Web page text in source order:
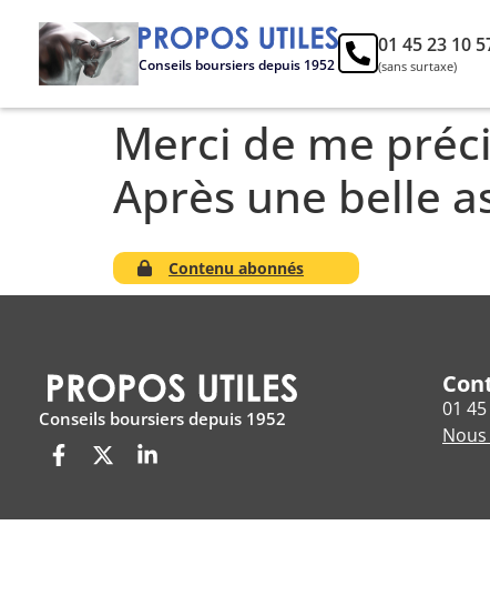
Conseils boursiers depuis 1952
01 45 23 10
(sans surtaxe)
Merci de me
Après une belle
Contenu abonnés
Conseils boursiers depuis 1952
01